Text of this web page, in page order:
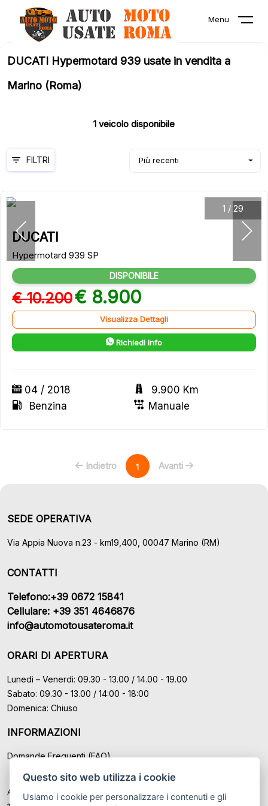
Menu
Questo sito web utilizza i cookie
Usiamo i cookie per personalizzare i contenuti e gli
DUCATI Hypermotard 939 usate in vendita a
Marino (Roma)
1 veicolo disponibile
Più recenti
FILTRI
1 / 29
DUCATI
Hypermotard 939 SP
DISPONIBILE
€ 10.200€ 8.900
Visualizza Dettagli
Richiedi Info
04 / 2018
9.900 Km
Benzina
Manuale
Indietro 1 Avanti
SEDE OPERATIVA
Via Appia Nuova n.23 - km19,400, 00047 Marino (RM)
CONTATTI
Telefono:+39 0672 15841
Cellulare: +39 351 4646876
info@automotousateroma.it
ORARI DI APERTURA
Lunedì – Venerdì: 09.30 - 13.00 / 14.00 - 19.00
Sabato: 09.30 - 13.00 / 14:00 - 18:00
Domenica: Chiuso
INFORMAZIONI
Domande Frequenti (FAQ)
Auto Moto Usate Roma Srl sede di Marino - Roma, P.IVA: IT